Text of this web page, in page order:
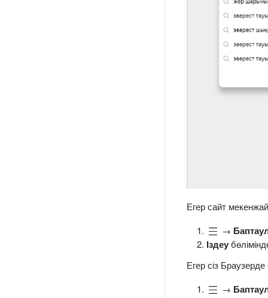
Егер сайт
→
Іздеу
Егер сіз
→